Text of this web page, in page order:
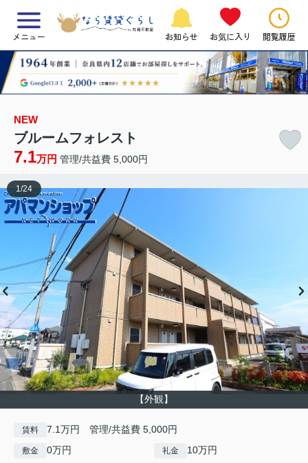
メニュー お知らせ お気に入り 閲覧履歴
NEW
ブルームフォレスト
7.1万円 管理/共益費 5,000円
【外観】
1/24
賃料 7.1万円 管理/共益費 5,000円
敷金 0万円 礼金 10万円